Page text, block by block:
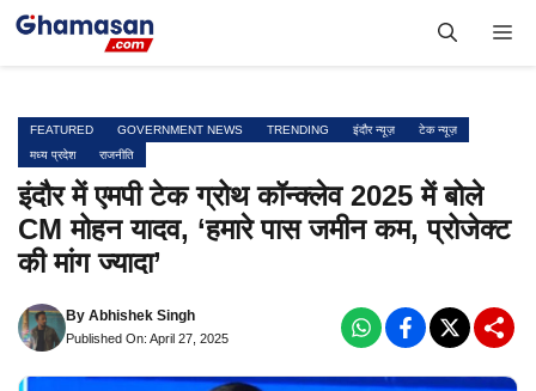
Skip
FEATURED GOVERNMENT NEWS TRENDING इंदौर न्यूज़
टेक न्यूज़
मध्य प्रदेश
राजनीति
इंदौर में एमपी टेक ग्रोथ कॉन्क्लेव 2025 में बोले
CM मोहन यादव, ‘हमारे पास जमीन कम, प्रोजेक्ट
की मांग ज्यादा’
By Abhishek Singh
Published On: April 27, 2025